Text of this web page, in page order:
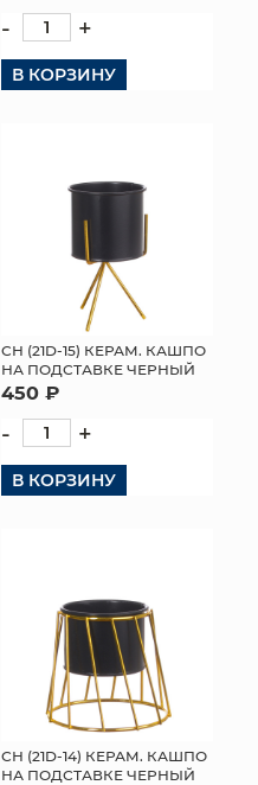
- +
В КОРЗИНУ
СН (21D-15) КЕРАМ. КАШПО
НА ПОДСТАВКЕ ЧЕРНЫЙ
450 ₽
- +
В КОРЗИНУ
СН (21D-14) КЕРАМ. КАШПО
НА ПОДСТАВКЕ ЧЕРНЫЙ